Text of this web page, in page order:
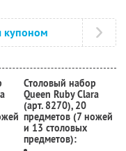
купоном
Столовый набор
Queen Ruby Clara
(арт. 8270), 20
предметов (7 ножей
и 13 столовых
предметов):